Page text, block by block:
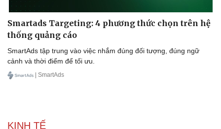
Sản phụ khoa
Nhi khoa
Nam khoa
Làm đẹp - giảm cân
Ăn sạch sống khỏe
Smartads Targeting: 4 phương thức chọn trên hệ
thống quảng cáo
SmartAds tập trung vào việc nhắm đúng đối tượng, đúng ngữ
cảnh và thời điểm để tối ưu.
| SmartAds
KINH TẾ